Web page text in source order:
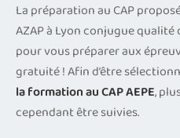
La préparation au CAP
AZAP à Lyon conjugue qualité
pour vous préparer aux
gratuité ! Afin d’être
la formation au CAP AEPE,
cependant être suivies.